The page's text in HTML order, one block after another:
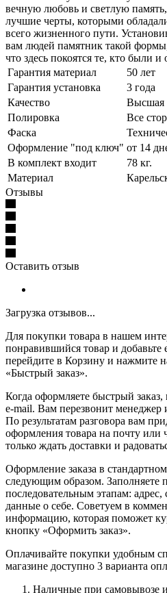
вечную любовь и светлую
лучшие черты, которыми
всего жизненного пути.
вам людей памятник такой
что здесь покоятся те, кто были
Гарантия материал
50 лет
Гарантия установка
3 года
Качество
Высшая
Полировка
Все
Фаска
Оформление "под ключ" от 14
В комплект входит
78 кг.
Материал
Отзывы
Оставить отзыв
Загрузка отзывов...
Для покупки товара в нашем
понравившийся товар и добавьте
перейдите в Корзину и нажмите
«Быстрый заказ».
Когда оформляете быстрый
e-mail. Вам перезвонит менеджер
По результатам разговора вам
оформления товара на почту или
только ждать доставки и
Оформление заказа в
следующим образом. Заполняете
последовательным этапам:
данные о себе. Советуем в
информацию, которая поможет
кнопку «Оформить заказ».
Оплачивайте покупки удобным
магазине доступно 3 варианта
Наличные при самовывозе